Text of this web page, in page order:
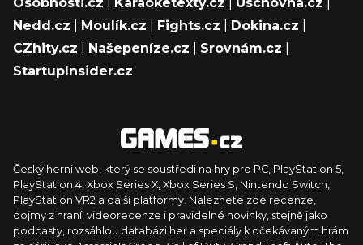
Nedd.cz
Moulík.cz Fights.cz Dokina.cz
CZhity.cz
Našepeníze.cz Srovnám.cz
StartupInsider.cz
Český herní web, který se soustředí na hry pro PC, PlayStation 5,
PlayStation 4, Xbox Series X, Xbox Series S, Nintendo Switch,
PlayStation VR2 a další platformy. Naleznete zde recenze,
dojmy z hraní, videorecenze i pravidelné novinky, stejně jako
podcasty, rozsáhlou databázi her a speciály k očekávaným hrám